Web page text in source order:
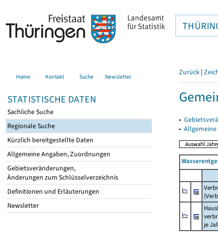
Home Kontakt Suche Newsletter
STATISTISCHE DATEN
Sachliche Suche
Regionale Suche
Kürzlich bereitgestellte Daten
Allgemeine Angaben, Zuordnungen
Gebietsveränderungen,
Änderungen zum Schlüsselverzeichnis
Definitionen und Erläuterungen
Newsletter
Zurück |
▸
▸
je